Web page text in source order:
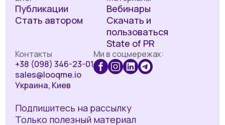
Вебинары
Скачать и
пользоваться
State of PR
Публикации
Стать автором
Контакты
+38 (098) 346-23-01
sales@looqme.io
Украина, Киев
Ми в соцмережах:
Подпишитесь на рассылку
Только полезный материал